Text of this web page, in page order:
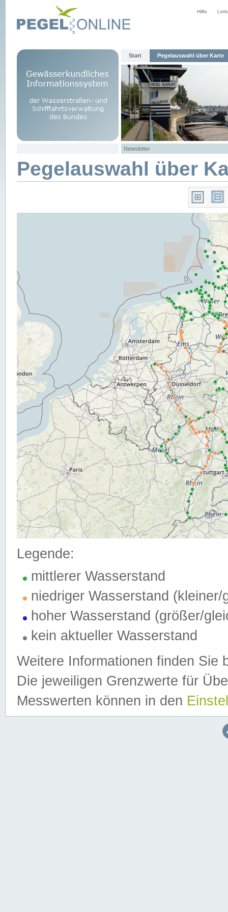
Hilfe
Start Pegelauswahl über Karte
Newsletter
Pegelauswahl über
Legende:
mittlerer Wasserstand
niedriger Wasserstand (kleiner/
hoher Wasserstand (größer/
kein aktueller Wasserstand
Weitere Informationen finden Sie
Die jeweiligen Grenzwerte für
Messwerten können in den